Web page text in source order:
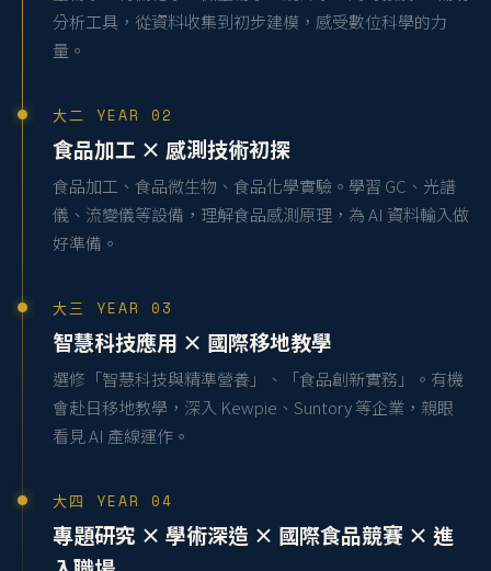
分析工具，從資料收集到初步建模，感受數位科學的力
量。
大二 YEAR 02
食品加工 × 感測技術初探
食品加工、食品微生物、食品化學實驗。學習 GC、光譜
儀、流變儀等設備，理解食品感測原理，為 AI 資料輸入做
好準備。
大三 YEAR 03
智慧科技應用 × 國際移地教學
選修「智慧科技與精準營養」、「食品創新實務」。有機
會赴日移地教學，深入 Kewpie、Suntory 等企業，親眼
看見 AI 產線運作。
大四 YEAR 04
專題研究 × 學術深造 × 國際食品競賽 × 進